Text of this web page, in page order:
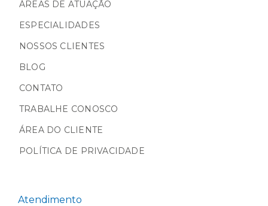
ÁREAS DE ATUAÇÃO
ESPECIALIDADES
NOSSOS CLIENTES
BLOG
CONTATO
TRABALHE CONOSCO
ÁREA DO CLIENTE
POLÍTICA DE PRIVACIDADE
Atendimento